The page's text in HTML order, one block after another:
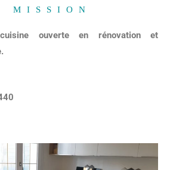
MISSION
cuisine ouverte en rénovation et